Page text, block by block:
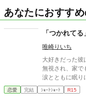
あなたにおすす
「つかれて
唯崎りいち
大好きだった彼
無視され、家で
涙とともに眠り
関係は、予想も
恋愛 完結 ｼｮｰﾄｼｮｰﾄ R15